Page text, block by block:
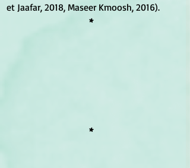
et Jaafar, 2018, Maseer Kmoosh, 2016).
*
*